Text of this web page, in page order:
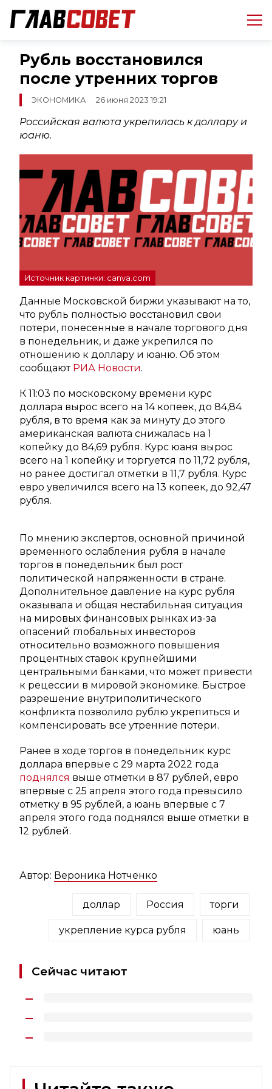
Рубль восстановился
после утренних торгов
ЭКОНОМИКА 26 июня 2023 19:21
Российская валюта укрепилась к доллару и
юаню.
Источник картинки: canva.com
Данные Московской биржи указывают на то,
что рубль полностью восстановил свои
потери, понесенные в начале торгового дня
в понедельник, и даже укрепился по
отношению к доллару и юаню. Об этом
сообщают РИА Новости.
К 11:03 по московскому времени курс
доллара вырос всего на 14 копеек, до 84,84
рубля, в то время как за минуту до этого
американская валюта снижалась на 1
копейку до 84,69 рубля. Курс юаня вырос
всего на 1 копейку и торгуется по 11,72 рубля,
но ранее достигал отметки в 11,7 рубля. Курс
евро увеличился всего на 13 копеек, до 92,47
рубля.
По мнению экспертов, основной причиной
временного ослабления рубля в начале
торгов в понедельник был рост
политической напряженности в стране.
Дополнительное давление на курс рубля
оказывала и общая нестабильная ситуация
на мировых финансовых рынках из-за
опасений глобальных инвесторов
относительно возможного повышения
процентных ставок крупнейшими
центральными банками, что может привести
к рецессии в мировой экономике. Быстрое
разрешение внутриполитического
конфликта позволило рублю укрепиться и
компенсировать все утренние потери.
Ранее в ходе торгов в понедельник курс
доллара впервые с 29 марта 2022 года
поднялся выше отметки в 87 рублей, евро
впервые с 25 апреля этого года превысило
отметку в 95 рублей, а юань впервые с 7
апреля этого года поднялся выше отметки в
12 рублей.
Автор: Вероника Нотченко
доллар Россия торги
укрепление курса рубля юань
Сейчас читают